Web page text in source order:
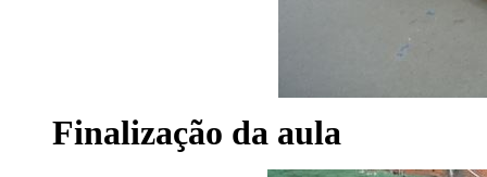
Finalização da aula